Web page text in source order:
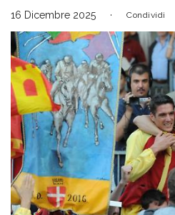
16 Dicembre 2025 Condividi